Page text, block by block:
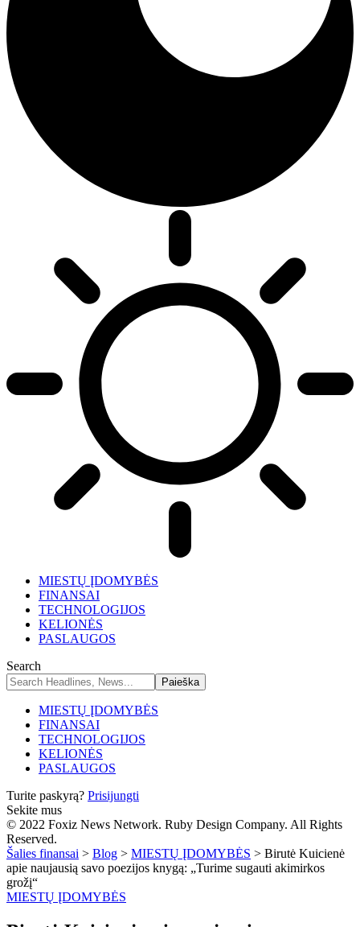
MIESTŲ ĮDOMYBĖS
FINANSAI
TECHNOLOGIJOS
KELIONĖS
PASLAUGOS
Search
MIESTŲ ĮDOMYBĖS
FINANSAI
TECHNOLOGIJOS
KELIONĖS
PASLAUGOS
Turite paskyrą? Prisijungti
Sekite mus
© 2022 Foxiz News Network. Ruby Design Company. All Rights
Reserved.
Šalies finansai > Blog > MIESTŲ ĮDOMYBĖS > Birutė Kuicienė
apie naujausią savo poezijos knygą: „Turime sugauti akimirkos
grožį“
MIESTŲ ĮDOMYBĖS